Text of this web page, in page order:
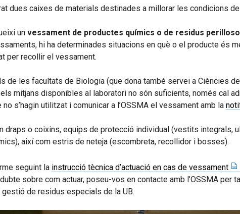
dues caixes de materials destinades a millorar les condicions
un vessament de productes químics o de residus
hi ha determinades situacions en què o el producte és
per recollir el vessament.
les facultats de Biologia (que dona també servei a Ciències
mitjans disponibles al laboratori no són suficients, només cal
s’hagin utilitzat i comunicar a l’OSSMA el vessament amb la
draps o coixins, equips de protecció individual (vestits integrals,
així com estris de neteja (escombreta, recollidor i bosses).
seguint la instrucció tècnica d’actuació en cas de vessament
sobre com actuar, poseu-vos en contacte amb l’OSSMA per
de residus especials de la UB.